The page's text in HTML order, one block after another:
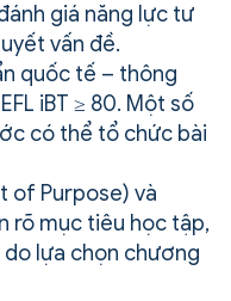
giá năng lực tư
vấn đề.
quốc tế – thông
iBT ≥ 80. Một số
có thể tổ chức bài
of Purpose) và
rõ mục tiêu học tập,
do lựa chọn chương